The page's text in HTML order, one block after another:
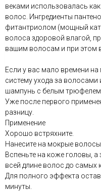
веками использовалась
волос. Ингредиенты
фитантриолом (мощный
волоса здоровой влагой,
вашим волосам и при этом
Если у вас мало времени
систему ухода за
шампунь с белым
Уже после первого
разницу.
Применение
Хорошо встряхните.
Нанесите на мокрые
Вспеньте на коже головы, а
всей длине волос до самых
Для полного эффекта
минуты.